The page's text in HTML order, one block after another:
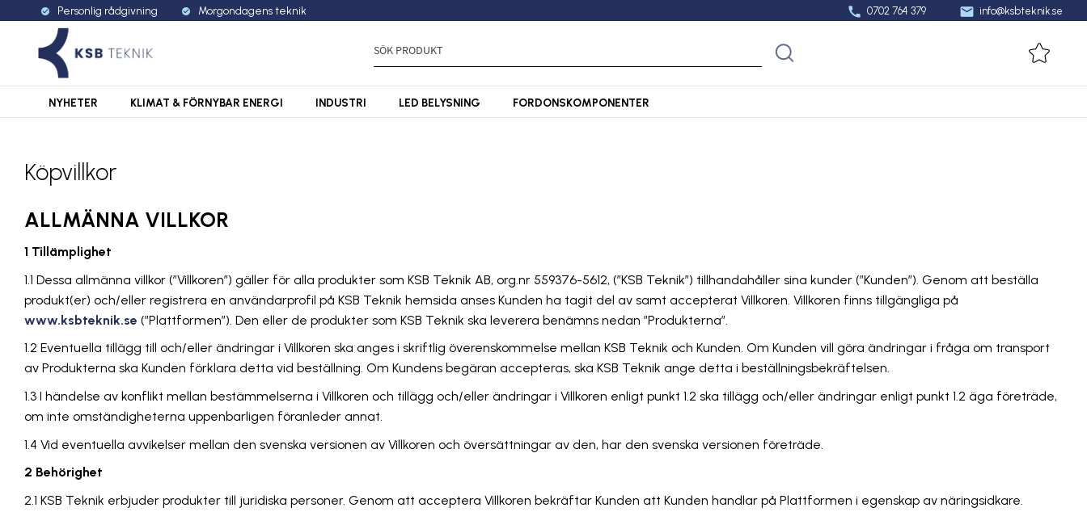
check_circle Personlig rådgivning check_circle Morgondagens teknik call 0702 764 379 mail info@ksbteknik.se
NYHETER KLIMAT & FÖRNYBAR ENERGI INDUSTRI LED BELYSNING FORDONSKOMPONENTER
Köpvillkor
ALLMÄNNA VILLKOR
1 Tillämplighet
1.1 Dessa allmänna villkor (”Villkoren”) gäller för alla produkter som KSB Teknik AB, org.nr 559376-5612, (”KSB Teknik”) tillhandahåller sina kunder (”Kunden”). Genom att beställa
produkt(er) och/eller registrera en användarprofil på KSB Teknik hemsida anses Kunden ha tagit del av samt accepterat Villkoren. Villkoren finns tillgängliga på
www.ksbteknik.se (”Plattformen”). Den eller de produkter som KSB Teknik ska leverera benämns nedan ”Produkterna”.
1.2 Eventuella tillägg till och/eller ändringar i Villkoren ska anges i skriftlig överenskommelse mellan KSB Teknik och Kunden. Om Kunden vill göra ändringar i fråga om transport
av Produkterna ska Kunden förklara detta vid beställning. Om Kundens begäran accepteras, ska KSB Teknik ange detta i beställningsbekräftelsen.
1.3 I händelse av konflikt mellan bestämmelserna i Villkoren och tillägg och/eller ändringar i Villkoren enligt punkt 1.2 ska tillägg och/eller ändringar enligt punkt 1.2 äga företräde,
om inte omständigheterna uppenbarligen föranleder annat.
1.4 Vid eventuella avvikelser mellan den svenska versionen av Villkoren och översättningar av den, har den svenska versionen företräde.
2 Behörighet
2.1 KSB Teknik erbjuder produkter till juridiska personer. Genom att acceptera Villkoren bekräftar Kunden att Kunden handlar på Plattformen i egenskap av näringsidkare.